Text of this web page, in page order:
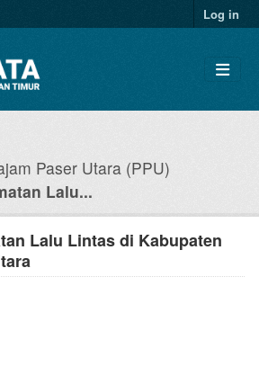
Log in
Paser Utara (PPU)
Lalu...
Lalu Lintas di Kabupaten